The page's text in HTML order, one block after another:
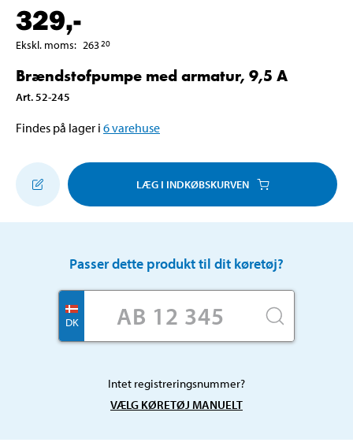
329,-
Ekskl. moms: 26320
Brændstofpumpe med armatur, 9,5 A
Art. 52-245
Findes på lager i 6varehuse
LÆG I INDKØBSKURVEN
Passer dette produkt til dit køretøj?
DK
Intet registreringsnummer?
VÆLG KØRETØJ MANUELT